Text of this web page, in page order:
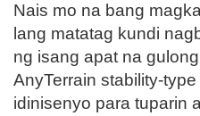
Nais mo na bang
lang matatag kundi
ng isang apat na
AnyTerrain stability-
idinisenyo para tuparin